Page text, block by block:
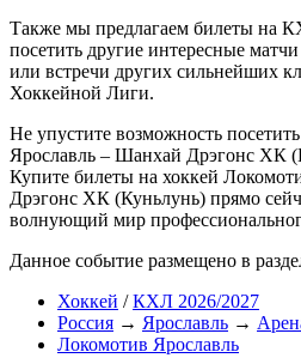
Также мы предлагаем билеты на
посетить другие интересные
или встречи других сильнейших
Хоккейной Лиги.
Не упустите возможность
Ярославль – Шанхай Дрэгонс ХК
Купите билеты на хоккей
Дрэгонс ХК (Куньлунь) прямо
волнующий мир
Данное событие размещено в
Хоккей /КХЛ 2026/2027
Россия → Ярославль →
Локомотив Ярославль